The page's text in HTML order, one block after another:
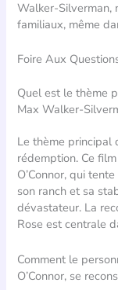
Walker-Silverman,
familiaux, même
Foire Aux
Quel est le thème
Max Walker-
Le thème principal
rédemption. Ce
O’Connor, qui
son ranch et sa
dévastateur. La
Rose est centrale
Comment le
O’Connor, se